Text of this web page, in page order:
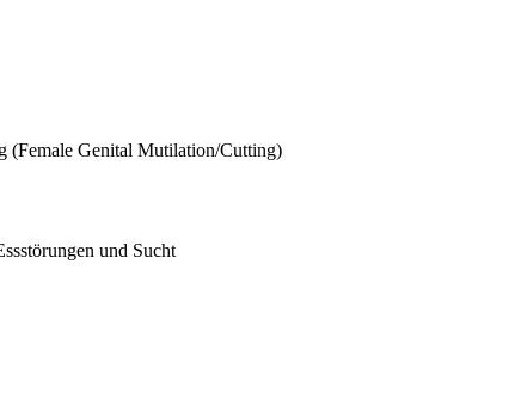
(Female Genital Mutilation/Cutting)
und Sucht